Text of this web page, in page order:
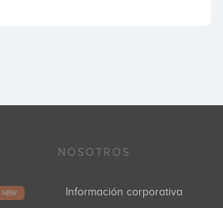
NEW
NOSOTROS
Información corporativa